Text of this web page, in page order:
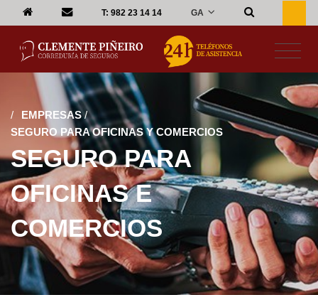
T: 982 23 14 14 GA
/ EMPRESAS /
SEGURO PARA OFICINAS Y COMERCIOS
SEGURO PARA
OFICINAS E
COMERCIOS